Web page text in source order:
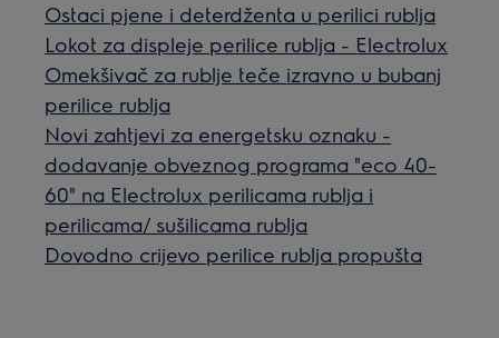
Ostaci pjene i deterdženta u perilici rublja
Lokot za displeje perilice rublja - Electrolux
Omekšivač za rublje teče izravno u bubanj
perilice rublja
Novi zahtjevi za energetsku oznaku -
dodavanje obveznog programa "eco 40-
60" na Electrolux perilicama rublja i
perilicama/ sušilicama rublja
Dovodno crijevo perilice rublja propušta